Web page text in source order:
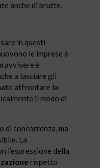
anche di brutte,
in questi
le imprese è
è
a lasciare gli
affrontare la
il modo di
di concorrenza, ma
La
l’espressione della
rispetto